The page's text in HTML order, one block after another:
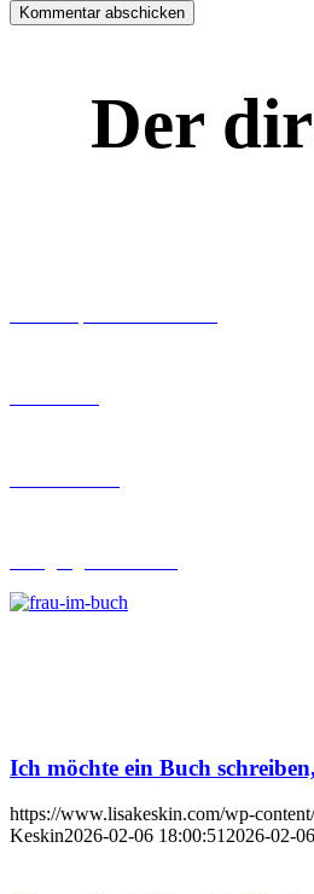
Der
Ich möchte ein Buch
https://www.lisakeskin.com/wp-
Keskin2026-02-06 18:00:512026-02-